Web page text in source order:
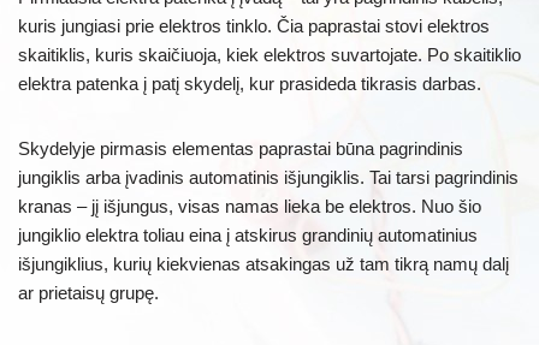
kuris jungiasi prie elektros tinklo. Čia paprastai stovi elektros
skaitiklis, kuris skaičiuoja, kiek elektros suvartojate. Po skaitiklio
elektra patenka į patį skydelį, kur prasideda tikrasis darbas.
Skydelyje pirmasis elementas paprastai būna pagrindinis
jungiklis arba įvadinis automatinis išjungiklis. Tai tarsi pagrindinis
kranas – jį išjungus, visas namas lieka be elektros. Nuo šio
jungiklio elektra toliau eina į atskirus grandinių automatinius
išjungiklius, kurių kiekvienas atsakingas už tam tikrą namų dalį
ar prietaisų grupę.